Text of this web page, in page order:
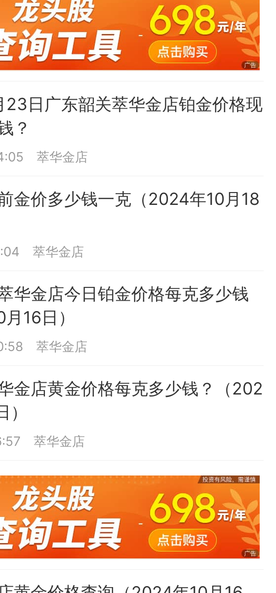
日广东韶关萃华金店铂金价格现
？
萃华金店
金价多少钱一克（2024年10月18
萃华金店
华金店今日铂金价格每克多少钱
16日）
萃华金店
金店黄金价格每克多少钱？（202
萃华金店